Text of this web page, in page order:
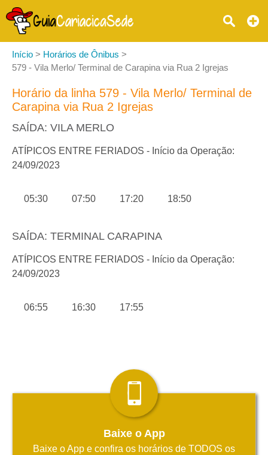
Início > Horários de Ônibus >
579 - Vila Merlo/ Terminal de Carapina via Rua 2 Igrejas
Horário da linha 579 - Vila Merlo/ Terminal de
Carapina via Rua 2 Igrejas
SAÍDA: VILA MERLO
ATÍPICOS ENTRE FERIADOS - Início da Operação:
24/09/2023
05:30 07:50 17:20 18:50
SAÍDA: TERMINAL CARAPINA
ATÍPICOS ENTRE FERIADOS - Início da Operação:
24/09/2023
06:55 16:30 17:55
Baixe o App
Baixe o App e confira os horários de TODOS os